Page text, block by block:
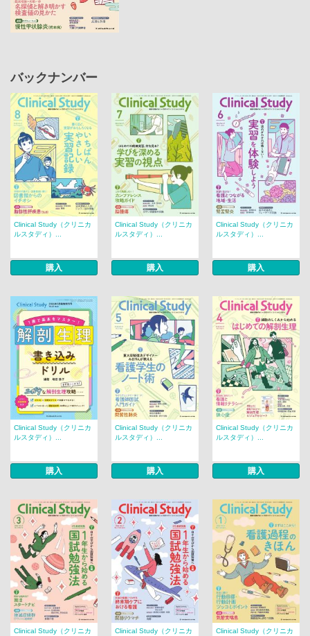
バックナンバー
Clinical Study（クリニカ
ルスタディ）...
購入
Clinical Study（クリニカ
ルスタディ）...
購入
Clinical Study（クリニカ
ルスタディ）...
購入
Clinical Study（クリニカ
ルスタディ）...
購入
Clinical Study（クリニカ
ルスタディ）...
購入
Clinical Study（クリニカ
ルスタディ）...
購入
Clinical Study（クリニカ
Clinical Study（クリニカ
Clinical Study（クリニカ